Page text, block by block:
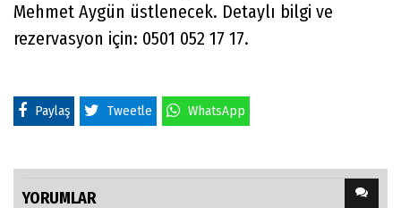
Mehmet Aygün üstlenecek. Detaylı bilgi ve
rezervasyon için: 0501 052 17 17.
Paylaş Tweetle WhatsApp
YORUMLAR